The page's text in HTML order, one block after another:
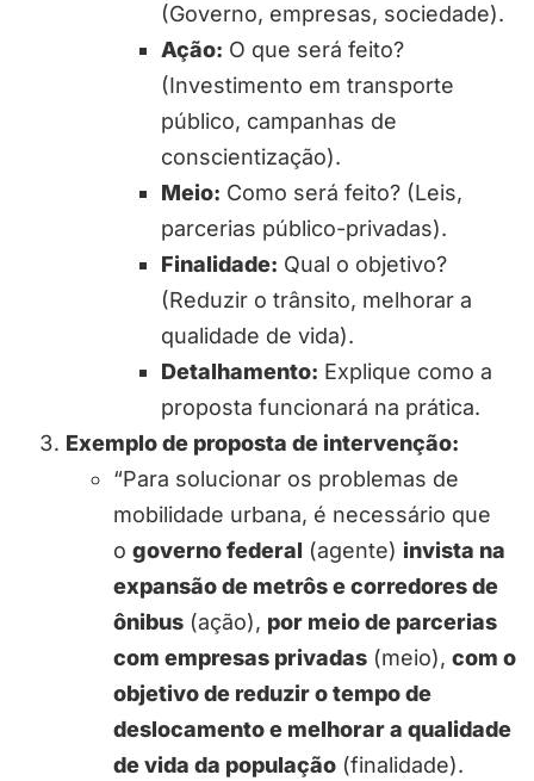
(Governo, empresas, sociedade).
Ação: O que será feito?
(Investimento em transporte
público, campanhas de
conscientização).
Meio: Como será feito? (Leis,
parcerias público-privadas).
Finalidade: Qual o objetivo?
(Reduzir o trânsito, melhorar a
qualidade de vida).
Detalhamento: Explique como a
proposta funcionará na prática.
Exemplo de proposta de intervenção:
“Para solucionar os problemas de
mobilidade urbana, é necessário que
o governo federal (agente) invista na
expansão de metrôs e corredores de
ônibus (ação), por meio de parcerias
com empresas privadas (meio), com o
objetivo de reduzir o tempo de
deslocamento e melhorar a qualidade
de vida da população (finalidade).